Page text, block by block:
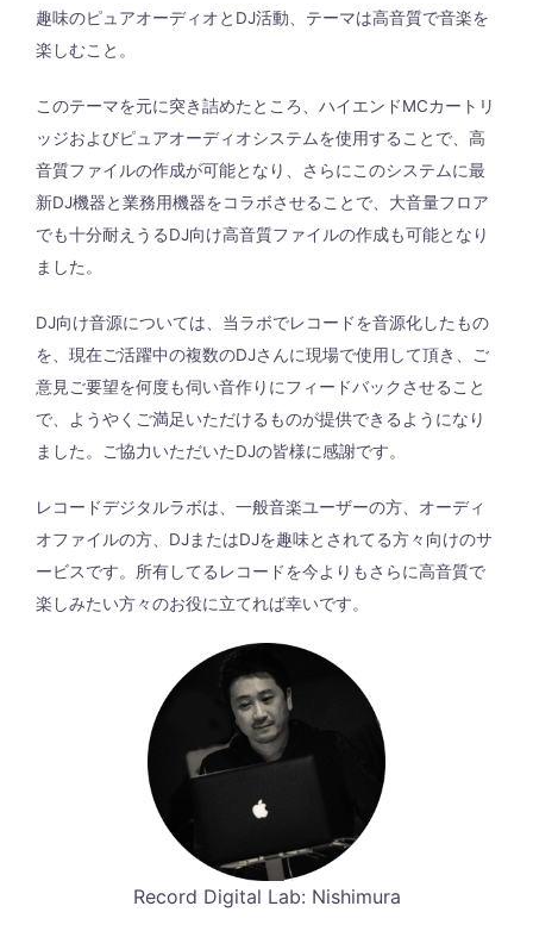
趣味のピュアオーディオとDJ活動、テーマは高音質で音楽を
楽しむこと。
このテーマを元に突き詰めたところ、ハイエンドMCカートリ
ッジおよびピュアオーディオシステムを使用することで、高
音質ファイルの作成が可能となり、さらにこのシステムに最
新DJ機器と業務用機器をコラボさせることで、大音量フロア
でも十分耐えうるDJ向け高音質ファイルの作成も可能となり
ました。
DJ向け音源については、当ラボでレコードを音源化したもの
を、現在ご活躍中の複数のDJさんに現場で使用して頂き、ご
意見ご要望を何度も伺い音作りにフィードバックさせること
で、ようやくご満足いただけるものが提供できるようになり
ました。ご協力いただいたDJの皆様に感謝です。
レコードデジタルラボは、一般音楽ユーザーの方、オーディ
オファイルの方、DJまたはDJを趣味とされてる方々向けのサ
ービスです。所有してるレコードを今よりもさらに高音質で
楽しみたい方々のお役に立てれば幸いです。
Record Digital Lab: Nishimura